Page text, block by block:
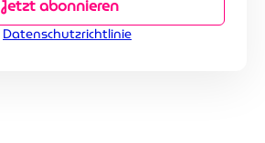
Jetzt abonnieren
Datenschutzrichtlinie